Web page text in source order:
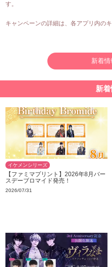
す。
キャンペーンの詳細は、各アプリ内の
新着情
新着
イケメンシリーズ
【ファミマプリント】2026年8月バー
スデーブロマイド発売！
2026/07/31